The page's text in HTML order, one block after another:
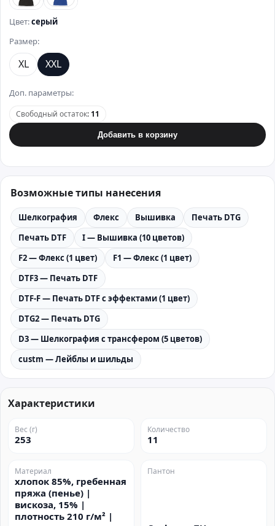
Цвет:серый
Размер:
XL XXL
Доп. параметры:
Свободный остаток: 11
Добавить в корзину
Возможные типы нанесения
Шелкография Флекс Вышивка
Печать DTG
Печать DTF
I — Вышивка (10 цветов)
F2 — Флекс (1 цвет)
F1 — Флекс (1 цвет)
DTF3 — Печать DTF
DTF-F — Печать DTF с эффектами (1 цвет)
DTG2 — Печать DTG
D3 — Шелкография с трансфером (5 цветов)
custm — Лейблы и шильды
Характеристики
Вес (г)
253
Количество
11
Материал
хлопок 85%, гребенная
пряжа (пенье) |
вискоза, 15% |
плотность 210 г/м² |
Пантон